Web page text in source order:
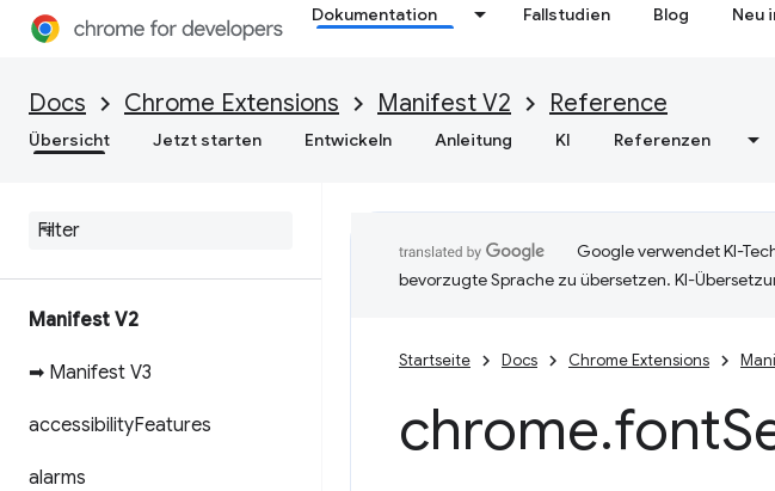
Dokumentation Fallstudien Blog Neu
Docs Chrome Extensions Manifest V2 Reference
Übersicht Jetzt starten Entwickeln Anleitung KI Referenzen
Manifest V2
➡ Manifest V3
accessibilityFeatures
alarms
Google verwendet KI-
bevorzugte Sprache zu übersetzen. KI-
Startseite Docs Chrome Extensions
chrome.font